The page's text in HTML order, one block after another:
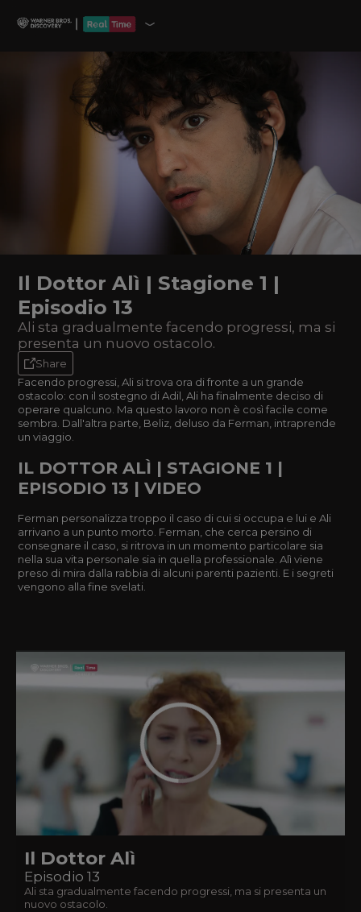
Il Dottor Alì | Stagione 1 |
Episodio 13
Ali sta gradualmente facendo progressi, ma si
presenta un nuovo ostacolo.
Share
Facendo progressi, Ali si trova ora di fronte a un grande
ostacolo: con il sostegno di Adil, Ali ha finalmente deciso di
operare qualcuno. Ma questo lavoro non è così facile come
sembra. Dall'altra parte, Beliz, deluso da Ferman, intraprende
un viaggio.
IL DOTTOR ALÌ | STAGIONE 1 |
EPISODIO 13 | VIDEO
Ferman personalizza troppo il caso di cui si occupa e lui e Ali
arrivano a un punto morto. Ferman, che cerca persino di
consegnare il caso, si ritrova in un momento particolare sia
nella sua vita personale sia in quella professionale. Alì viene
preso di mira dalla rabbia di alcuni parenti pazienti. E i segreti
vengono alla fine svelati.
Il Dottor Alì
Episodio 13
Ali sta gradualmente facendo progressi, ma si presenta un
nuovo ostacolo.